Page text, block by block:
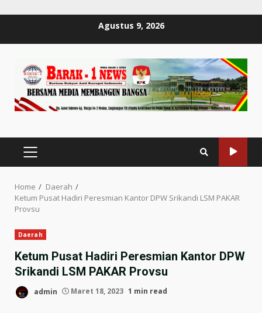
Agustus 9, 2026
PRIMARY
MENU
Home
Daerah
Ketum Pusat Hadiri Peresmian Kantor DPW Srikandi LSM PAKAR
Provsu
Daerah
Ketum Pusat Hadiri Peresmian Kantor DPW
Srikandi LSM PAKAR Provsu
admin Maret 18, 2023 1 min read